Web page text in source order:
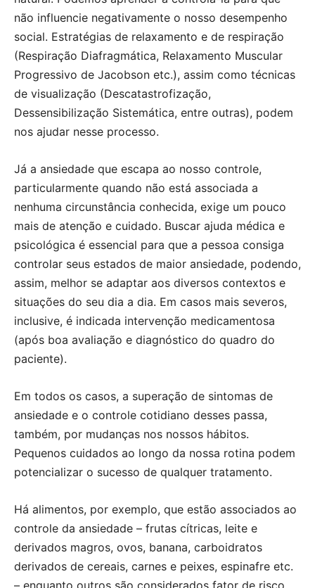
não influencie negativamente o nosso desempenho
social. Estratégias de relaxamento e de respiração
(Respiração Diafragmática, Relaxamento Muscular
Progressivo de Jacobson etc.), assim como técnicas
de visualização (Descatastrofização,
Dessensibilização Sistemática, entre outras), podem
nos ajudar nesse processo.
Já a ansiedade que escapa ao nosso controle,
particularmente quando não está associada a
nenhuma circunstância conhecida, exige um pouco
mais de atenção e cuidado. Buscar ajuda médica e
psicológica é essencial para que a pessoa consiga
controlar seus estados de maior ansiedade, podendo,
assim, melhor se adaptar aos diversos contextos e
situações do seu dia a dia. Em casos mais severos,
inclusive, é indicada intervenção medicamentosa
(após boa avaliação e diagnóstico do quadro do
paciente).
Em todos os casos, a superação de sintomas de
ansiedade e o controle cotidiano desses passa,
também, por mudanças nos nossos hábitos.
Pequenos cuidados ao longo da nossa rotina podem
potencializar o sucesso de qualquer tratamento.
Há alimentos, por exemplo, que estão associados ao
controle da ansiedade – frutas cítricas, leite e
derivados magros, ovos, banana, carboidratos
derivados de cereais, carnes e peixes, espinafre etc.